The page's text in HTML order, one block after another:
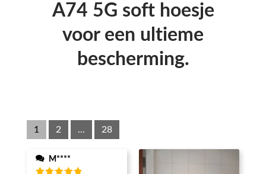
A74 5G soft hoesje
voor een ultieme
bescherming.
1 2 ... 28
M****